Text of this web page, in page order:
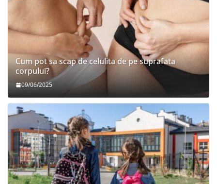
Cum pot sa scap de celulita de pe suprafata
corpului?
09/06/2025